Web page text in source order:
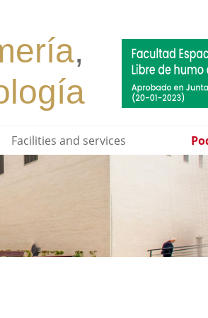
Facilities and services